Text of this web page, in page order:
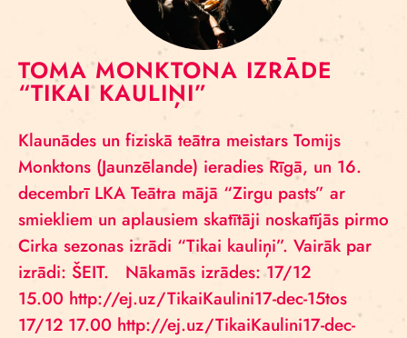
TOMA MONKTONA IZRĀDE
“TIKAI KAULIŅI”
Klaunādes un fiziskā teātra meistars Tomijs
Monktons (Jaunzēlande) ieradies Rīgā, un 16.
decembrī LKA Teātra mājā “Zirgu pasts” ar
smiekliem un aplausiem skatītāji noskatījās pirmo
Cirka sezonas izrādi “Tikai kauliņi”. Vairāk par
izrādi: ŠEIT. Nākamās izrādes: 17/12
15.00 http://ej.uz/TikaiKaulini17-dec-15tos
17/12 17.00 http://ej.uz/TikaiKaulini17-dec-